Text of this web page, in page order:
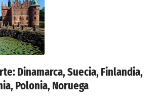
Dinamarca, Suecia, Finlandia,
Polonia, Noruega